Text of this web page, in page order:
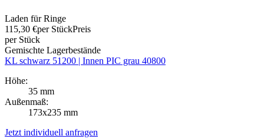
Laden für Ringe
115,30 €per StückPreis
per Stück
Gemischte Lagerbestände
KL schwarz 51200 | Innen PIC grau 40800
Höhe:
35 mm
Außenmaß:
173x235 mm
Jetzt individuell anfragen